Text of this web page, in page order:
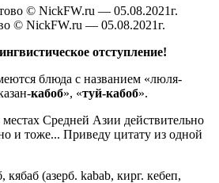
© NickFW.ru — 05.08.2021г.
отступление!
блюда с названием «люля-
кабоб», «туй-кабоб».
Средней Азии действительно
и тоже... Приведу цитату из одной
кябаб (азерб. kabab, кирг. кебеп,